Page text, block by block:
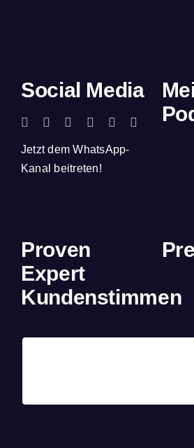
Social Media
Jetzt dem WhatsApp-
Kanal beitreten!
Proven
Expert
Kundenstimmen